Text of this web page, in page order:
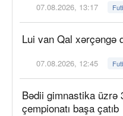
07.08.2026, 13:17
Lui van Qal xərçəngə
07.08.2026, 12:45
Bədii gimnastika üzrə
çempionatı başa çatıb